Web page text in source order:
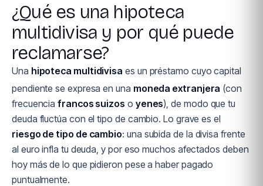
¿Qué es una hipoteca
multidivisa y por qué puede
reclamarse?
Una hipoteca multidivisa es un préstamo cuyo capital
pendiente se expresa en una moneda extranjera (con
frecuenciafrancos suizos o yenes), de modo que tu
deuda fluctúa con el tipo de cambio. Lo grave es el
riesgo de tipo de cambio: una subida de la divisa frente
al euro infla tu deuda, y por eso muchos afectados deben
hoy más de lo que pidieron pese a haber pagado
puntualmente.